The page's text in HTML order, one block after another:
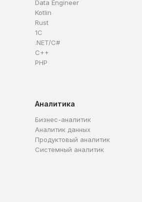
Data Engineer
Kotlin
Rust
1C
.NET/C#
C++
PHP
Аналитика
Бизнес-аналитик
Аналитик данных
Продуктовый аналитик
Системный аналитик